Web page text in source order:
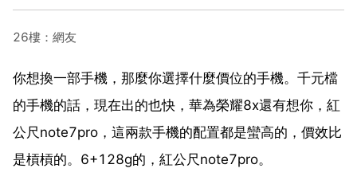
26樓：網友
你想換一部手機，那麼你選擇什麼價位的手機。千元檔
的手機的話，現在出的也快，華為榮耀8x還有想你，紅
公尺note7pro，這兩款手機的配置都是蠻高的，價效比
是槓槓的。6+128g的，紅公尺note7pro。